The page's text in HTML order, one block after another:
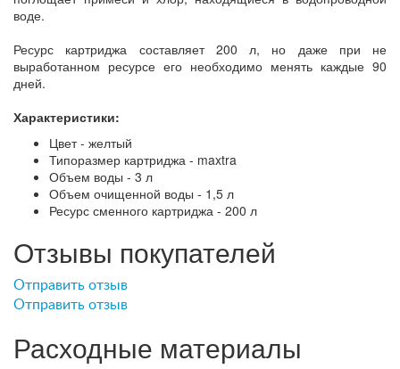
воде.
Ресурс картриджа составляет 200 л, но даже при не
выработанном ресурсе его необходимо менять каждые 90
дней.
Характеристики:
Цвет - желтый
Типоразмер картриджа - maxtra
Объем воды - 3 л
Объем очищенной воды - 1,5 л
Ресурс сменного картриджа - 200 л
Отзывы покупателей
Отправить отзыв
Отправить отзыв
Расходные материалы